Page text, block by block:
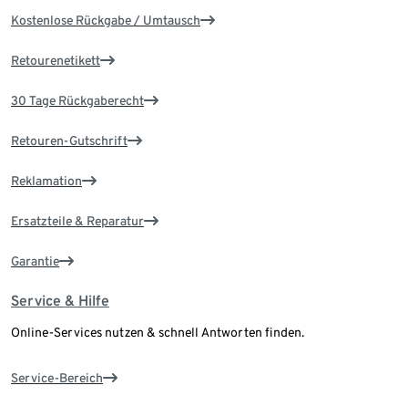
Kostenlose Rückgabe / Umtausch
Retourenetikett
30 Tage Rückgaberecht
Retouren-Gutschrift
Reklamation
Ersatzteile & Reparatur
Garantie
Service & Hilfe
Online-Services nutzen & schnell Antworten finden.
Service-Bereich